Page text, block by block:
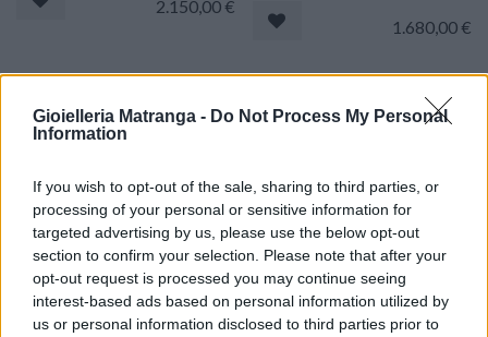
Gioielleria Matranga - Do Not Process My Personal
Information
If you wish to opt-out of the sale, sharing to third parties, or
processing of your personal or sensitive information for
targeted advertising by us, please use the below opt-out
section to confirm your selection. Please note that after your
opt-out request is processed you may continue seeing
interest-based ads based on personal information utilized by
us or personal information disclosed to third parties prior to
2.150,00€
1.680,00€
Brillanti 0,84ct. G-VS, Oro
18kt, peso totale 8,5gr
1.740,00
0,60ct. oro 18kt.
Collana - Onice, brillanti
0,60ct. oro 18kt.
1.770,00€
Collana pendente - Brillanti
1,3ct. G-VS, Oro 18kt, peso
totale 6gr
1.600,00